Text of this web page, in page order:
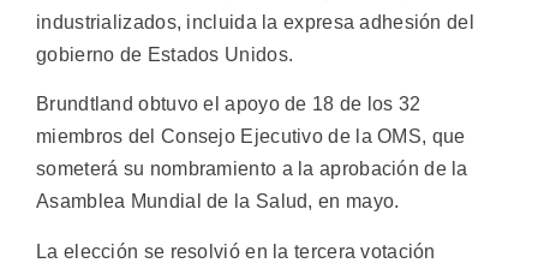
industrializados, incluida la expresa adhesión del
gobierno de Estados Unidos.
Brundtland obtuvo el apoyo de 18 de los 32
miembros del Consejo Ejecutivo de la OMS, que
someterá su nombramiento a la aprobación de la
Asamblea Mundial de la Salud, en mayo.
La elección se resolvió en la tercera votación